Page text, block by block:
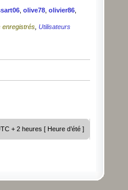
, olive78, olivier86,
enregistrés, Utilisateurs
+ 2 heures [ Heure d’été ]